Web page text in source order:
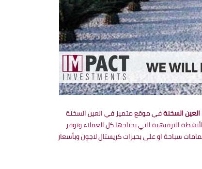
السخنةفي موقع متميز في العين السخنة
الترفيهية التي يحتاجها كل العملاء وتوفر
سباحة او على بحيرات كريستال لاجون وبأسعار